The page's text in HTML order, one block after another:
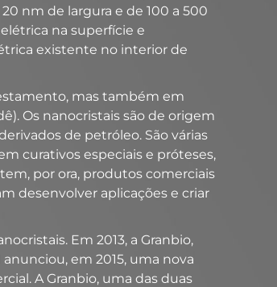
nm de largura e de 100 a 500
na superfície e
existente no interior de
mas também em
Os nanocristais são de origem
de petróleo. São várias
curativos especiais e próteses,
por ora, produtos comerciais
desenvolver aplicações e criar
Em 2013, a Granbio,
em 2015, uma nova
A Granbio, uma das duas